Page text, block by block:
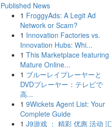
Published News
1 FroggyAds: A Legit Ad
Network or Scam?
1 Innovation Factories vs.
Innovation Hubs: Whi...
1 This Marketplace featuring
Mature Online...
1 ブルーレイプレーヤーと
DVDプレーヤー：テレビで
高...
1 9Wickets Agent List: Your
Complete Guide
1 J9游戏 ： 精彩 优惠 活动 汇